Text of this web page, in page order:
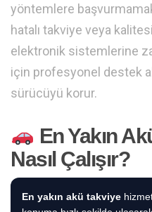
yöntemlere
hatalı takviye veya
elektronik sistemlerine
için profesyonel destek
sürücüyü korur.
En Yakın
Nasıl Çalışır?
En yakın akü takviye